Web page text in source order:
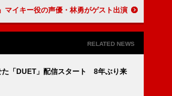
オ『待てムリ』、『東京リベンジャーズ』マイキー役の声優・林勇がゲスト出演
RELATED NEWS
た「DUET」配信スタート 8年ぶり来